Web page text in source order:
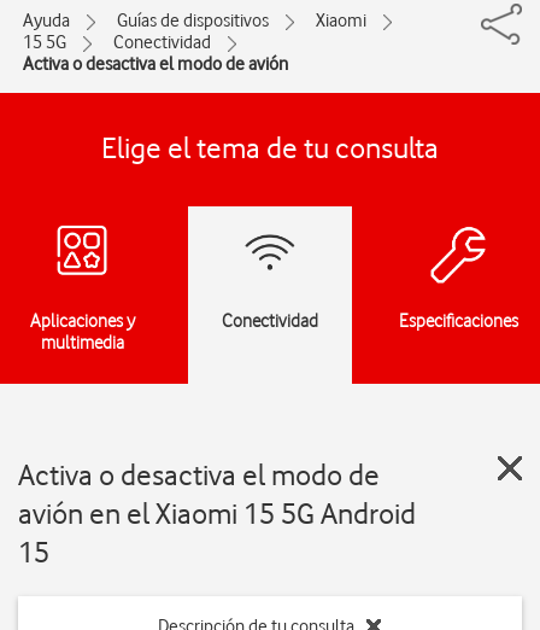
Ayuda Guías de dispositivos
Xiaomi
15 5G
Conectividad
Activa o desactiva el modo de avión
Elige el tema de tu consulta
Aplicaciones y
multimedia
Conectividad Especificaciones
Activa o desactiva el modo de
avión en el Xiaomi 15 5G Android
15